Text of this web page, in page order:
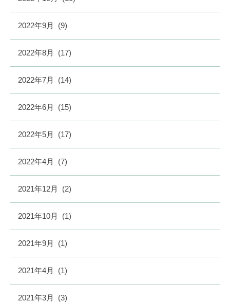
2022年9月 (9)
2022年8月 (17)
2022年7月 (14)
2022年6月 (15)
2022年5月 (17)
2022年4月 (7)
2021年12月 (2)
2021年10月 (1)
2021年9月 (1)
2021年4月 (1)
2021年3月 (3)